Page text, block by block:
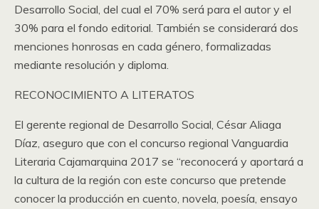
Desarrollo Social, del cual el 70% será para el autor y el
30% para el fondo editorial. También se considerará dos
menciones honrosas en cada género, formalizadas
mediante resolución y diploma.
RECONOCIMIENTO A LITERATOS
El gerente regional de Desarrollo Social, César Aliaga
Díaz, aseguro que con el concurso regional Vanguardia
Literaria Cajamarquina 2017 se “reconocerá y aportará a
la cultura de la región con este concurso que pretende
conocer la producción en cuento, novela, poesía, ensayo